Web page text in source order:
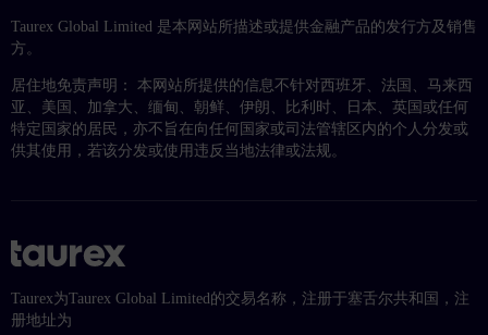
Taurex Global Limited 是本网站所描述或提供金融产品的发行方及销售
方。
居住地免责声明： 本网站所提供的信息不针对西班牙、法国、马来西
亚、美国、加拿大、缅甸、朝鲜、伊朗、比利时、日本、英国或任何
特定国家的居民，亦不旨在向任何国家或司法管辖区内的个人分发或
供其使用，若该分发或使用违反当地法律或法规。
Taurex为Taurex Global Limited的交易名称，注册于塞舌尔共和国，注
册地址为